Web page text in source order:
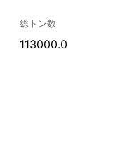
総トン数
113000.0